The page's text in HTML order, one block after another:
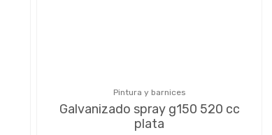
Pintura y barnices
Galvanizado spray g150 520 cc
plata